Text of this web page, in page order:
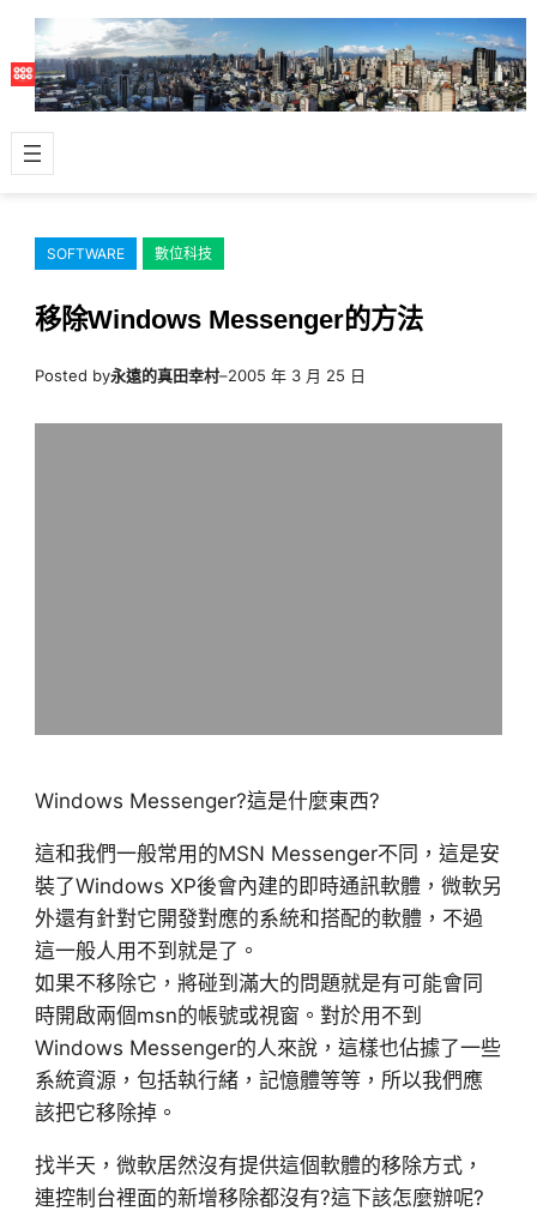
主
容
SOFTWARE 數位科技
移除Windows Messenger的方法
Posted by永遠的真田幸村–2005 年 3 月 25 日
Windows Messenger?這是什麼東西?
這和我們一般常用的MSN Messenger不同，這是安
裝了Windows XP後會內建的即時通訊軟體，微軟另
外還有針對它開發對應的系統和搭配的軟體，不過
這一般人用不到就是了。
如果不移除它，將碰到滿大的問題就是有可能會同
時開啟兩個msn的帳號或視窗。對於用不到
Windows Messenger的人來說，這樣也佔據了一些
系統資源，包括執行緒，記憶體等等，所以我們應
該把它移除掉。
找半天，微軟居然沒有提供這個軟體的移除方式，
連控制台裡面的新增移除都沒有?這下該怎麼辦呢?